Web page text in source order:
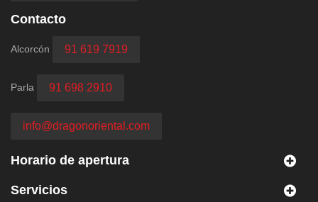
Contacto
Alcorcón 91 619 7919
Parla 91 698 2910
info@dragonoriental.com
Horario de apertura
Servicios